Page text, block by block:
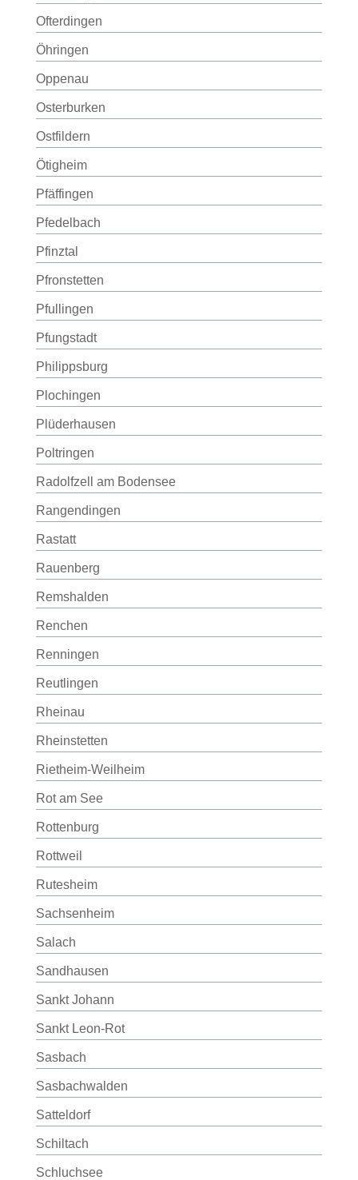
Ofterdingen
Öhringen
Oppenau
Osterburken
Ostfildern
Ötigheim
Pfäffingen
Pfedelbach
Pfinztal
Pfronstetten
Pfullingen
Pfungstadt
Philippsburg
Plochingen
Plüderhausen
Poltringen
Radolfzell am Bodensee
Rangendingen
Rastatt
Rauenberg
Remshalden
Renchen
Renningen
Reutlingen
Rheinau
Rheinstetten
Rietheim-Weilheim
Rot am See
Rottenburg
Rottweil
Rutesheim
Sachsenheim
Salach
Sandhausen
Sankt Johann
Sankt Leon-Rot
Sasbach
Sasbachwalden
Satteldorf
Schiltach
Schluchsee